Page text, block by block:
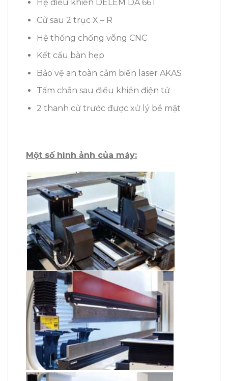
Hệ điều khiển DELEM DA 66T
Cử sau 2 trục X – R
Hệ thống chống võng CNC
Kết cấu bàn hẹp
Bảo vệ an toàn cảm biến laser AKAS
Tấm chắn sau điều khiển điện tử
2 thanh cử trước được xử lý bề mặt
Một số hình ảnh của máy: